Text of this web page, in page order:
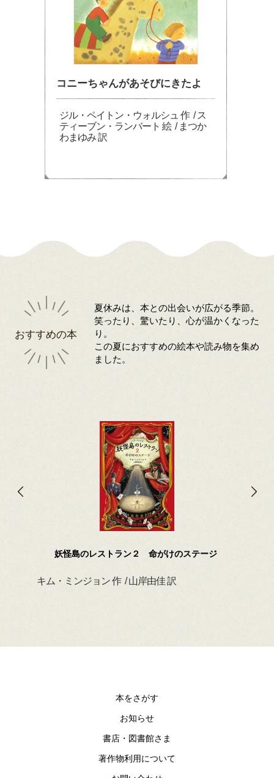
コニーちゃんがあそびにきたよ
ジル・ペイトン・ウォルシュ 作 / ス
ティーブン・ランバート 絵 / まつか
わまゆみ 訳
おすすめの本
夏休みは、本との出会いが広がる季節。
笑ったり、驚いたり、心が温かくなった
り。
この夏におすすめの絵本や読み物を集め
ました。
妖怪島のレストラン２ 命がけのステージ
キム・ミンジョン 作 / 山岸由佳 訳
本をさがす
お知らせ
書店・図書館さま
著作物利用について